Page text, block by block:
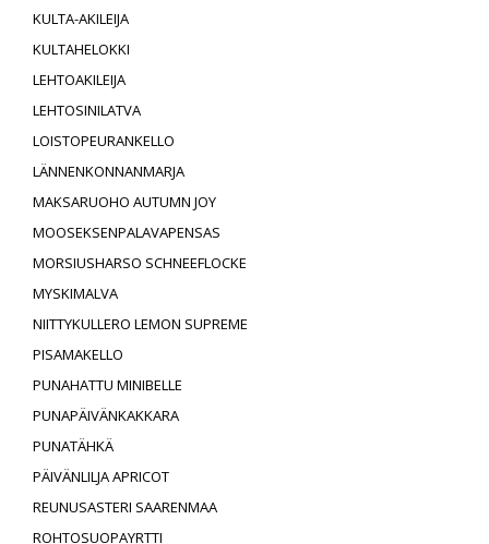
KULTA-AKILEIJA
KULTAHELOKKI
LEHTOAKILEIJA
LEHTOSINILATVA
LOISTOPEURANKELLO
LÄNNENKONNANMARJA
MAKSARUOHO AUTUMN JOY
MOOSEKSENPALAVAPENSAS
MORSIUSHARSO SCHNEEFLOCKE
MYSKIMALVA
NIITTYKULLERO LEMON SUPREME
PISAMAKELLO
PUNAHATTU MINIBELLE
PUNAPÄIVÄNKAKKARA
PUNATÄHKÄ
PÄIVÄNLILJA APRICOT
REUNUSASTERI SAARENMAA
ROHTOSUOPAYRTTI